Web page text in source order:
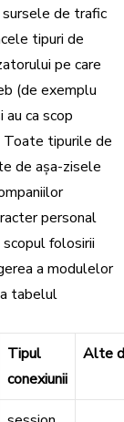
sursele de trafic
tipuri de
pe care
(de exemplu
ca scop
Toate tipurile de
de așa-zisele
personal
scopul folosirii
a modulelor
tabelul
Tipul
conexiunii
Alte